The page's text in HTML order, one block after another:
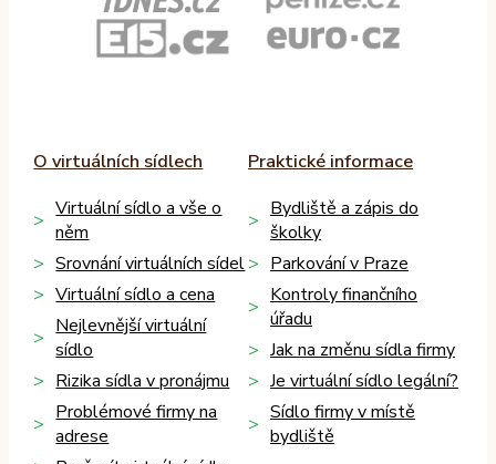
O virtuálních sídlech
Virtuální sídlo a vše o
něm
Srovnání virtuálních sídel
Virtuální sídlo a cena
Nejlevnější virtuální
sídlo
Rizika sídla v pronájmu
Problémové firmy na
adrese
Praktické informace
Bydliště a zápis do
školky
Parkování v Praze
Kontroly finančního
úřadu
Jak na změnu sídla firmy
Je virtuální sídlo legální?
Sídlo firmy v místě
bydliště